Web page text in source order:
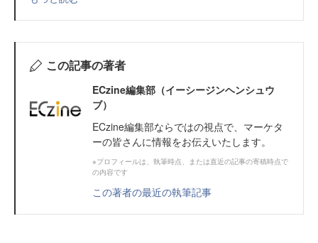
この記事の著者
ECzine編集部（イーシージンヘンシュウ
ブ）
ECzine編集部ならではの視点で、マーケタ
ーの皆さんに情報をお伝えいたします。
※プロフィールは、執筆時点、または直近の記事の寄稿時点で
の内容です
この著者の最近の執筆記事